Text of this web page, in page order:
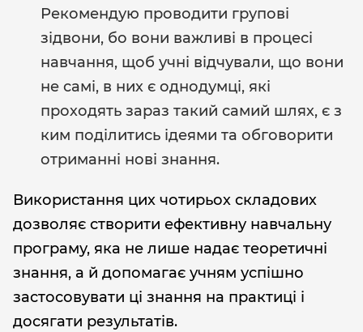
Рекомендую проводити групові
зідвони, бо вони важливі в процесі
навчання, щоб учні відчували, що вони
не самі, в них є однодумці, які
проходять зараз такий самий шлях, є з
ким поділитись ідеями та обговорити
отриманні нові знання.
Використання цих чотирьох складових
дозволяє створити ефективну навчальну
програму, яка не лише надає теоретичні
знання, а й допомагає учням успішно
застосовувати ці знання на практиці і
досягати результатів.